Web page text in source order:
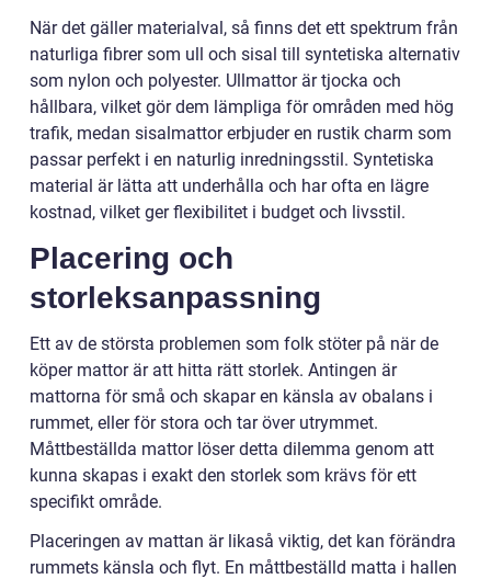
När det gäller materialval, så finns det ett spektrum från
naturliga fibrer som ull och sisal till syntetiska alternativ
som nylon och polyester. Ullmattor är tjocka och
hållbara, vilket gör dem lämpliga för områden med hög
trafik, medan sisalmattor erbjuder en rustik charm som
passar perfekt i en naturlig inredningsstil. Syntetiska
material är lätta att underhålla och har ofta en lägre
kostnad, vilket ger flexibilitet i budget och livsstil.
Placering och
storleksanpassning
Ett av de största problemen som folk stöter på när de
köper mattor är att hitta rätt storlek. Antingen är
mattorna för små och skapar en känsla av obalans i
rummet, eller för stora och tar över utrymmet.
Måttbeställda mattor löser detta dilemma genom att
kunna skapas i exakt den storlek som krävs för ett
specifikt område.
Placeringen av mattan är likaså viktig, det kan förändra
rummets känsla och flyt. En måttbeställd matta i hallen